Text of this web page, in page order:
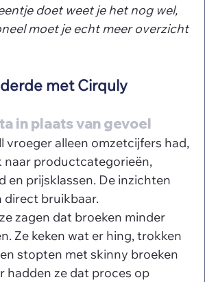
doet weet je het nog wel,
moet je echt meer overzicht
met Cirquly
in plaats van gevoel
vroeger alleen omzetcijfers had,
naar productcategorieën,
en prijsklassen. De inzichten
direct bruikbaar.
zagen dat broeken minder
Ze keken wat er hing, trokken
stopten met skinny broeken
hadden ze dat proces op